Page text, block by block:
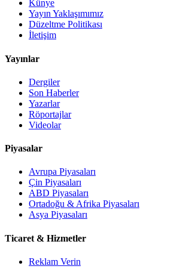
Künye
Yayın Yaklaşımımız
Düzeltme Politikası
İletişim
Yayınlar
Dergiler
Son Haberler
Yazarlar
Röportajlar
Videolar
Piyasalar
Avrupa Piyasaları
Çin Piyasaları
ABD Piyasaları
Ortadoğu & Afrika Piyasaları
Asya Piyasaları
Ticaret & Hizmetler
Reklam Verin